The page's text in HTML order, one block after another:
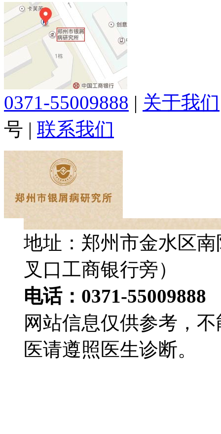
0371-55009888 | 关于我们
号 | 联系我们
地址：郑州市金水区
叉口工商银行旁）
电话：0371-55009888
网站信息仅供参考，
医请遵照医生诊断。